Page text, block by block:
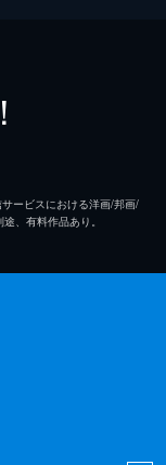
！
ービスにおける洋画/邦画/
、有料作品あり。